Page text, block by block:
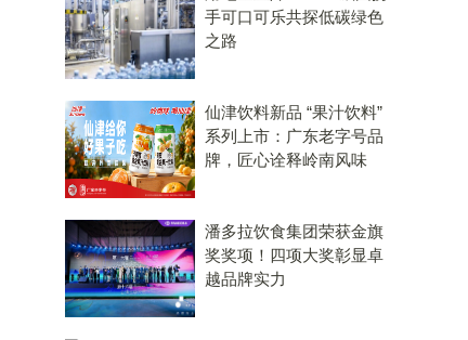
手可口可乐共探低碳绿色
之路
仙津饮料新品 “果汁饮料”
系列上市：广东老字号品
牌，匠心诠释岭南风味
潘多拉饮食集团荣获金旗
奖奖项！四项大奖彰显卓
越品牌实力